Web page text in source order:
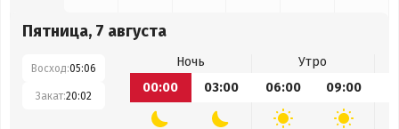
Пятница, 7 августа
Восход:05:06
Закат:20:02
Ночь
Утро
00:00
03:00 06:00 09:00